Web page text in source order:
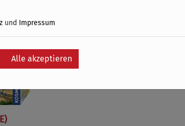
und Impressum
Alle akzeptieren